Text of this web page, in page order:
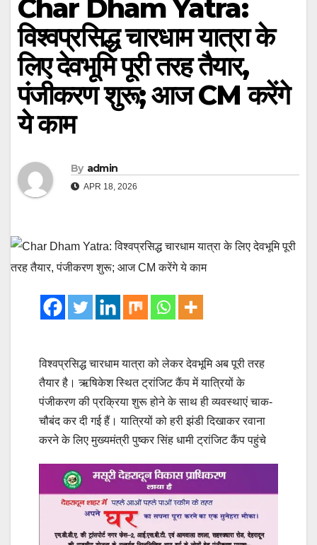
Char Dham Yatra:
विश्वप्रसिद्ध चारधाम यात्रा के
लिए देवभूमि पूरी तरह तैयार,
पंजीकरण शुरू; आज CM करेंगे
ये काम
By admin
APR 18, 2026
विश्वप्रसिद्ध चारधाम यात्रा को लेकर देवभूमि अब पूरी तरह
तैयार है। ऋषिकेश स्थित ट्रांजिट कैंप में यात्रियों के
पंजीकरण की प्रक्रिया शुरू होने के साथ ही व्यवस्थाएं चाक-
चौबंद कर दी गई हैं। यात्रियों को हरी झंडी दिखाकर रवाना
करने के लिए मुख्यमंत्री पुष्कर सिंह धामी ट्रांजिट कैंप पहुंचे